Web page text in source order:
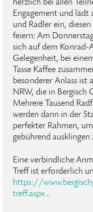
herzlich bei allen
Engagement und lädt
und Radler ein,
feiern: Am
sich auf dem Konrad-
Gelegenheit, bei
Tasse Kaffee
besonderer Anlass ist
NRW, die in Bergisch
Mehrere Tausend
werden dann in der
perfekter Rahmen,
gebührend ausklingen
Eine verbindliche
Treff ist erforderlich
https://
treff.aspx .